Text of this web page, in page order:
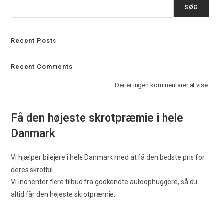
SØG
Recent Posts
Recent Comments
Der er ingen kommentarer at vise.
Få den højeste skrotpræmie i hele
Danmark
Vi hjælper bilejere i hele Danmark med at få den bedste pris for
deres skrotbil.
Vi indhenter flere tilbud fra godkendte autoophuggere, så du
altid får den højeste skrotpræmie.